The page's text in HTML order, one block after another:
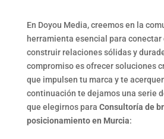
En Doyou Media, creemos en la
herramienta esencial para conectar
construir relaciones sólidas y
compromiso es ofrecer soluciones
que impulsen tu marca y te
continuación te dejamos una serie
que elegirnos para Consultoría de
posicionamiento en Murcia: